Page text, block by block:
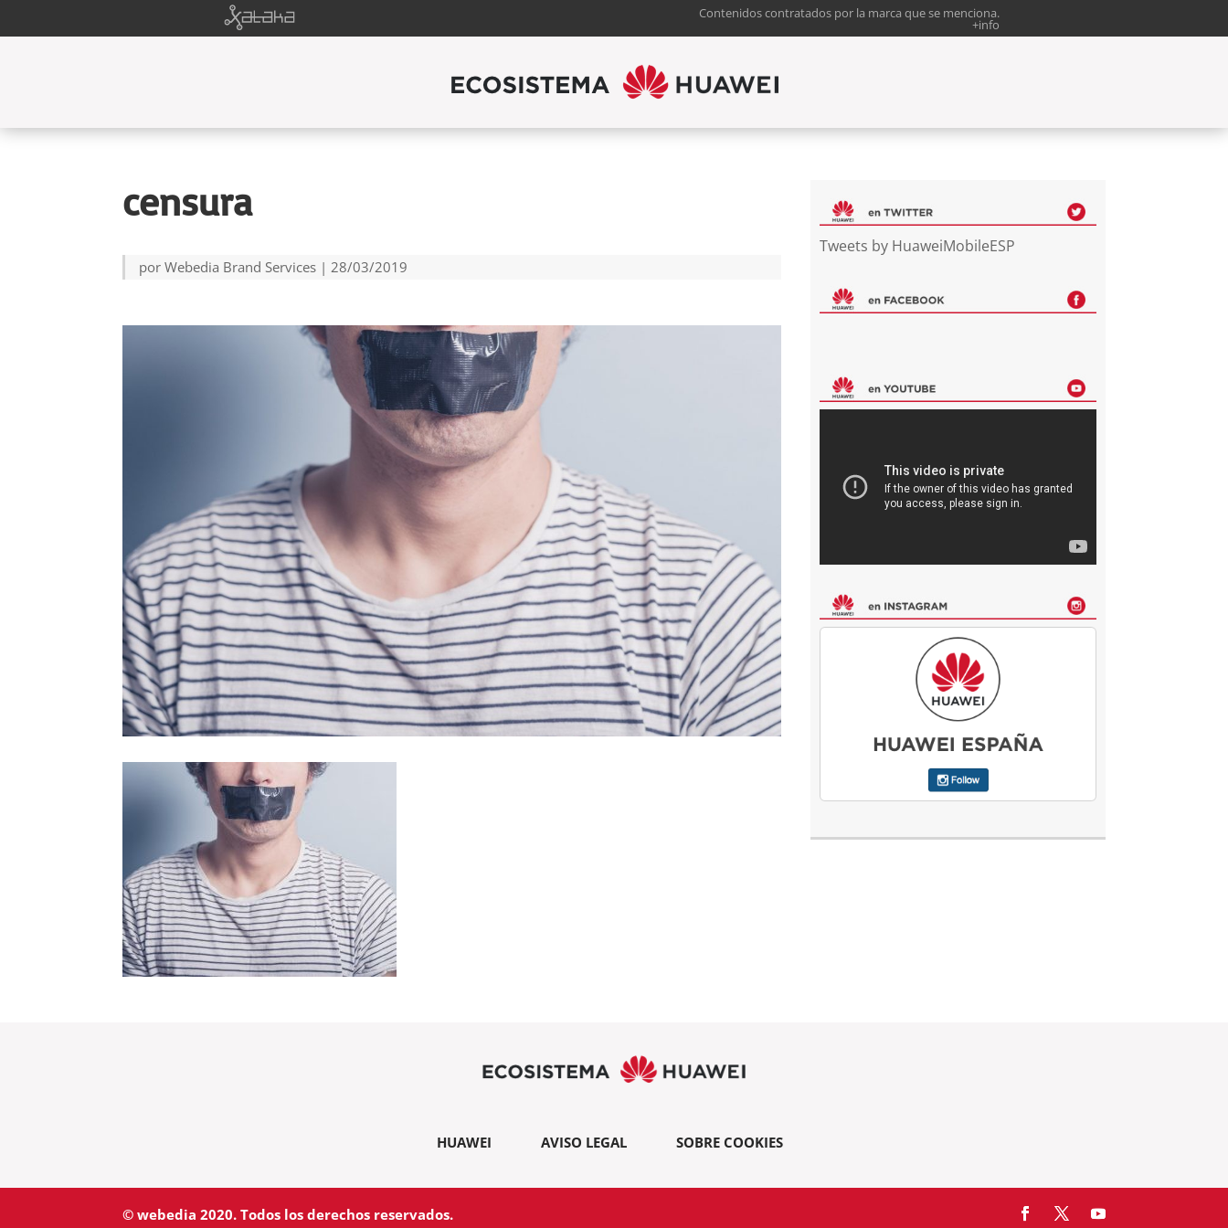
Contenidos contratados por la marca que se menciona.
+info
censura
porWebedia Brand Services |28/03/2019
Tweets by HuaweiMobileESP
HUAWEI AVISO LEGAL SOBRE COOKIES
© webedia 2020. Todos los derechos reservados.